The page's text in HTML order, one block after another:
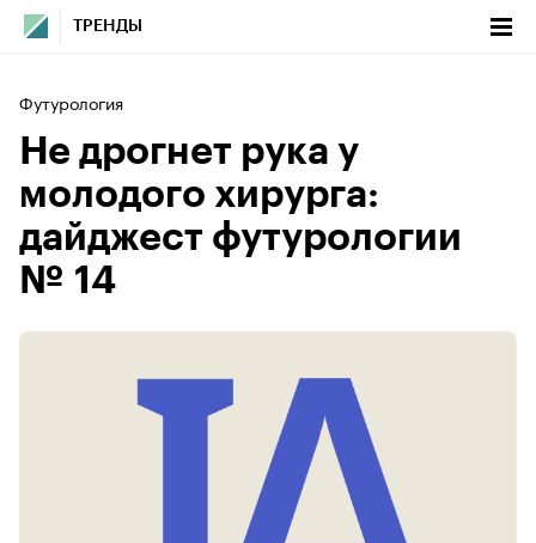
ТРЕНДЫ
Футурология
Не дрогнет рука у
молодого хирурга:
дайджест футурологии
№ 14